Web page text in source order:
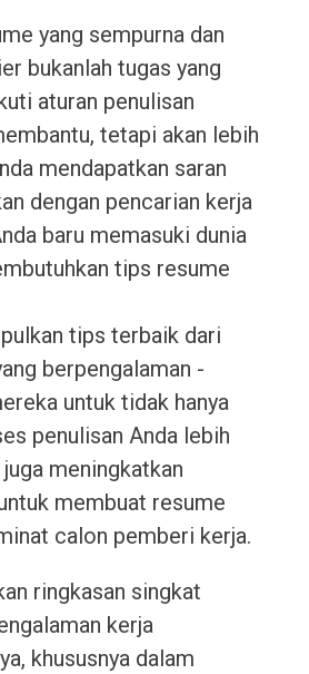
yang sempurna dan
bukanlah tugas yang
aturan penulisan
tetapi akan lebih
mendapatkan saran
dengan pencarian kerja
baru memasuki dunia
tips resume
tips terbaik dari
berpengalaman -
untuk tidak hanya
penulisan Anda lebih
meningkatkan
membuat resume
calon pemberi kerja.
ringkasan singkat
kerja
khususnya dalam